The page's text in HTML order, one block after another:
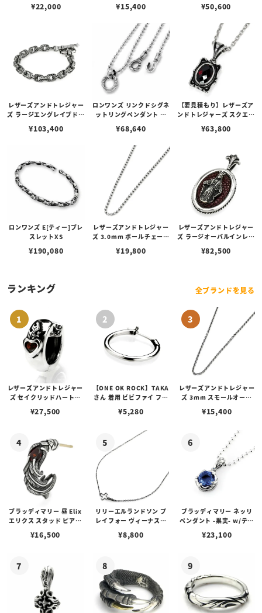
w/ロブスタークラスプ＆L
¥22,000
スタークラスプ＆LTロゴプ
¥15,400 ¥50,600
レザーズアンドトレジャー
ズ ラージエングレイブドボ
¥103,400
ロンワンズ リンクドシグネ
ットリングペンダント ＆
ールチェーン
¥68,640
【要見積もり】レザーズア
ンドトレジャーズ スクエア
ーン） w/ガーネット（カ
¥63,800
ロンワンズ E[ティー]ブレ
スレットXS
¥190,080
レザーズアンドトレジャー
ズ 3.0mm ボールチェーン
¥19,800
レザーズアンドトレジャー
ズ ラージオーバルインレイ
ア w/サンディッドスティ
¥82,500
ランキング 全ブランドを見る
レザーズアンドトレジャー
ズ セイクリッドハートピ
¥27,500
【ONE OK ROCK】TAKA
さん 着用 ビビファイ フー
¥5,280
レザーズアンドトレジャー
ズ 3mm スモールオーバ
ブスタークラスプ＆LTロ
¥15,400
ブラッディマリー 昼 Elix
エリクス スタッド ピアス
¥16,500
リリーエルランドソン プ
レイフォー ヴィーナスチ
¥8,800
ブラッディマリー ネッリ
ペンダント -果実- w/ティ
¥23,100